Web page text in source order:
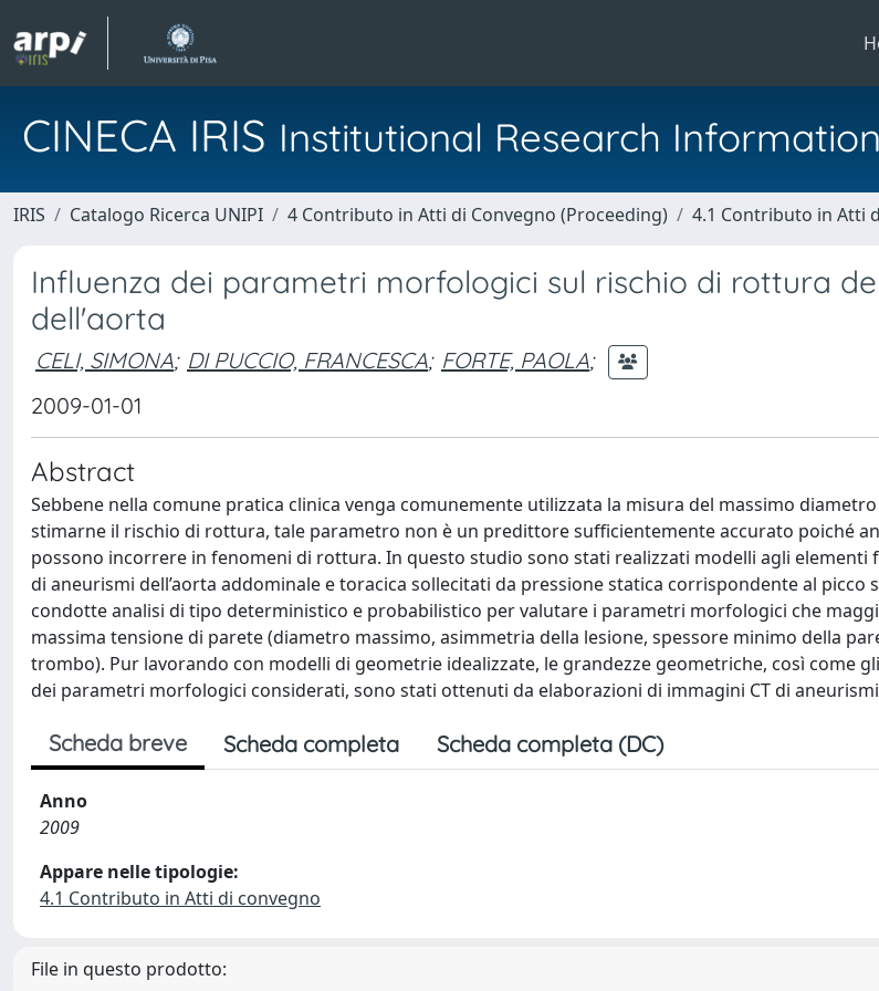
CINECA IRIS Institutional Research
IRIS Catalogo Ricerca UNIPI 4 Contributo in Atti di Convegno (Proceeding) 4.1 Contributo in Atti
Influenza dei parametri morfologici sul rischio di rottura
dell'aorta
CELI, SIMONA; DI PUCCIO, FRANCESCA; FORTE, PAOLA;
2009-01-01
Abstract
Sebbene nella comune pratica clinica venga comunemente utilizzata la misura del massimo diametro
stimarne il rischio di rottura, tale parametro non è un predittore sufficientemente accurato poiché
possono incorrere in fenomeni di rottura. In questo studio sono stati realizzati modelli agli elementi
di aneurismi dell’aorta addominale e toracica sollecitati da pressione statica corrispondente al picco
condotte analisi di tipo deterministico e probabilistico per valutare i parametri morfologici che
massima tensione di parete (diametro massimo, asimmetria della lesione, spessore minimo della
trombo). Pur lavorando con modelli di geometrie idealizzate, le grandezze geometriche, così come
dei parametri morfologici considerati, sono stati ottenuti da elaborazioni di immagini CT di
Scheda breve Scheda completa Scheda completa (DC)
Anno
2009
Appare nelle tipologie:
4.1 Contributo in Atti di convegno
File in questo prodotto: